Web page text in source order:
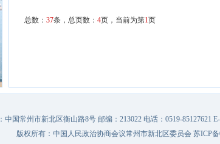
总数： 37条，总页数： 4页，当前为第1页
中国常州市新北区衡山路8号 邮编：213022 电话：0519-85127621 E-
版权所有：中国人民政治协商会议常州市新北区委员会 苏ICP